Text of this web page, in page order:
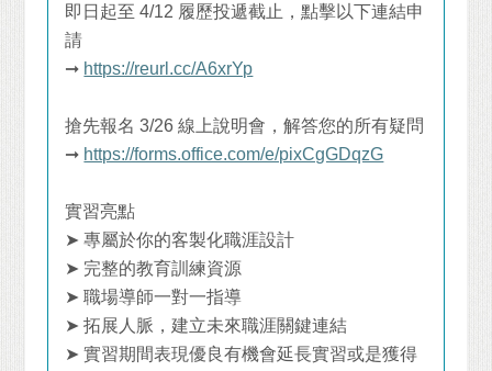
即日起至 4/12 履歷投遞截止，點擊以下連結申
請
➞ https://reurl.cc/A6xrYp
搶先報名 3/26線上說明會，解答您的所有疑問
➞ https://forms.office.com/e/pixCgGDqzG
實習亮點
➤ 專屬於你的客製化職涯設計
➤ 完整的教育訓練資源
➤ 職場導師一對一指導
➤ 拓展人脈，建立未來職涯關鍵連結
➤ 實習期間表現優良有機會延長實習或是獲得